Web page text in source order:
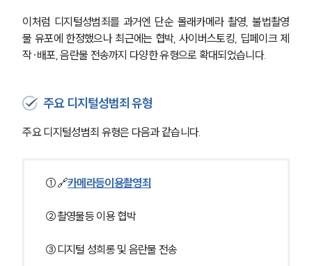
이처럼 디지털성범죄를 과거엔 단순 몰래카메라 촬영, 불법촬영
물 유포에 한정했으나 최근에는 협박, 사이버스토킹, 딥페이크 제
작·배포, 음란물 전송까지 다양한 유형으로 확대되었습니다.
주요 디지털성범죄 유형
주요 디지털성범죄 유형은 다음과 같습니다.
①🔗카메라등이용촬영죄
②촬영물등 이용 협박
③디지털 성희롱 및 음란물 전송